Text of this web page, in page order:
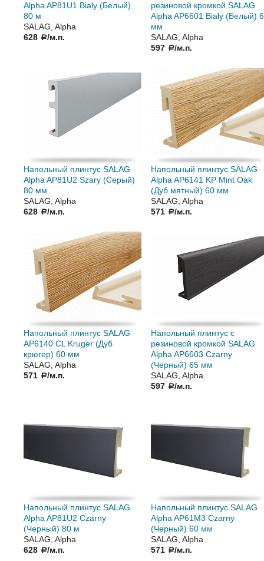
Alpha AP81U1 Bialy (Белый)
80 м
SALAG, Alpha
628 a/м.п.
резиновой кромкой SALAG
Alpha AP6601 Biały (Белый)
мм
SALAG, Alpha
597 a/м.п.
Напольный плинтус SALAG
Alpha AP81U2 Szary (Серый)
80 мм
SALAG, Alpha
628 a/м.п.
Напольный плинтус SALAG
Alpha AP6141 KP Mint Oak
(Дуб мятный) 60 мм
SALAG, Alpha
571 a/м.п.
Напольный плинтус SALAG
AP6140 CL Kruger (Дуб
крюгер) 60 мм
SALAG, Alpha
571 a/м.п.
Напольный плинтус с
резиновой кромкой SALAG
Alpha AP6603 Czarny
(Черный) 65 мм
SALAG, Alpha
597 a/м.п.
Напольный плинтус SALAG
Alpha AP81U2 Czarny
(Черный) 80 м
SALAG, Alpha
628 a/м.п.
Напольный плинтус SALAG
Alpha AP61M3 Czarny
(Черный) 60 мм
SALAG, Alpha
571 a/м.п.